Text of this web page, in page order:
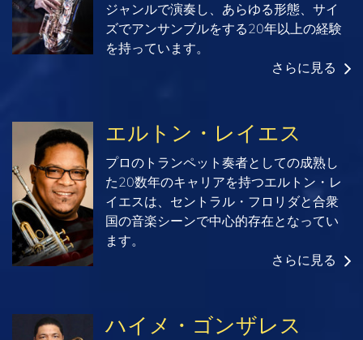
ジャンルで演奏し、あらゆる形態、サイ
ズでアンサンブルをする20年以上の経験
を持っています。
さらに見る
エルトン・レイエス
プロのトランペット奏者としての成熟し
た20数年のキャリアを持つエルトン・レ
イエスは、セントラル・フロリダと合衆
国の音楽シーンで中心的存在となってい
ます。
さらに見る
ハイメ・ゴンザレス